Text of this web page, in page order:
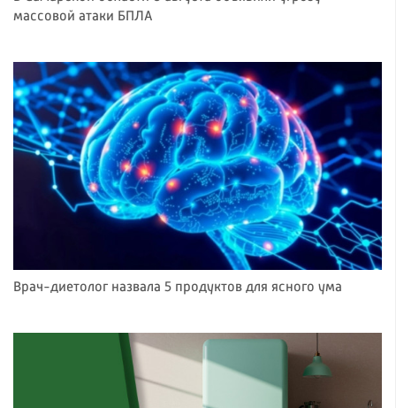
массовой атаки БПЛА
Врач-диетолог назвала 5 продуктов для ясного ума